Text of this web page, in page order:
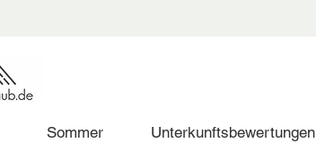
Sommer Unterkunftsbewertungen